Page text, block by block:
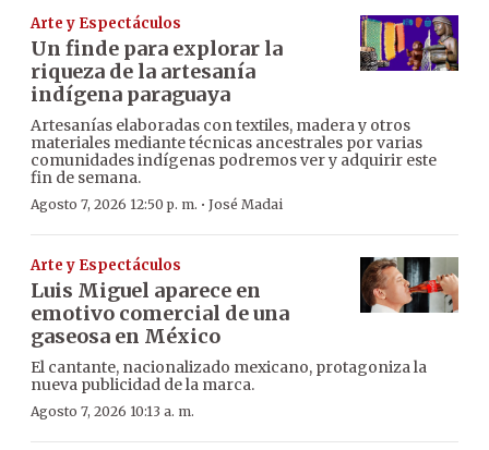
Arte y Espectáculos
Un finde para explorar la
riqueza de la artesanía
indígena paraguaya
Artesanías elaboradas con textiles, madera y otros
materiales mediante técnicas ancestrales por varias
comunidades indígenas podremos ver y adquirir este
fin de semana.
Agosto 7, 2026 12:50 p. m. · José Madai
Arte y Espectáculos
Luis Miguel aparece en
emotivo comercial de una
gaseosa en México
El cantante, nacionalizado mexicano, protagoniza la
nueva publicidad de la marca.
Agosto 7, 2026 10:13 a. m.